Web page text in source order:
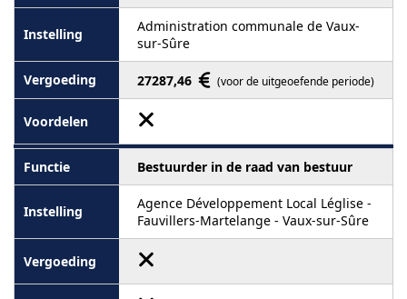
Administration communale de Vaux-
sur-Sûre
27287,46 (voor de uitgeoefende periode)
Bestuurder in de raad van bestuur
Agence Développement Local Léglise -
Fauvillers-Martelange - Vaux-sur-Sûre